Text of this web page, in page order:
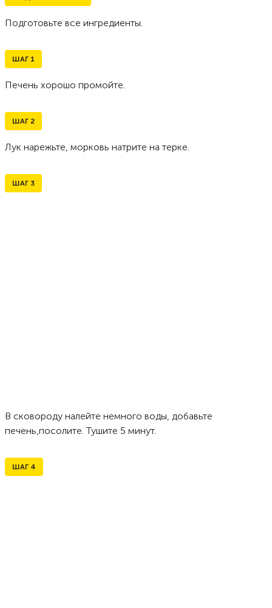
Подготовьте все ингредиенты.
ШАГ 1
Печень хорошо промойте.
ШАГ 2
Лук нарежьте, морковь натрите на терке.
ШАГ 3
В сковороду налейте немного воды, добавьте
печень,посолите. Тушите 5 минут.
ШАГ 4